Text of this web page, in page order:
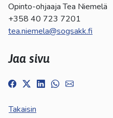
Opinto-ohjaaja Tea Niemelä
+358 40 723 7201
tea.niemela@sogsakk.fi
Jaa sivu
Takaisin